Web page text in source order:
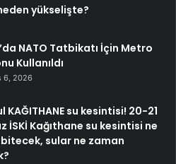
yükselişte?
NATO Tatbikatı İçin Metro
Kullanıldı
6, 2026
KAĞITHANE su kesintisi! 20-21
İSKİ Kağıthane su kesintisi ne
sular ne zaman